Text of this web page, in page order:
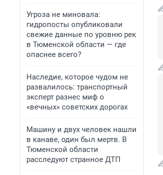
Угроза не миновала:
гидропосты опубликовали
свежие данные по уровню рек
в Тюменской области — где
опаснее всего?
Наследие, которое чудом не
развалилось: транспортный
эксперт разнес миф о
«вечных» советских дорогах
Машину и двух человек нашли
в канаве, один был мертв. В
Тюменской области
расследуют странное ДТП